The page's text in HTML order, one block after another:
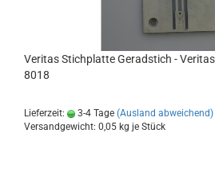
Veritas Stichplatte Geradstich -
8018
Lieferzeit: 3-4 Tage (Ausland abweichend)
Versandgewicht: 0,05 kg je Stück